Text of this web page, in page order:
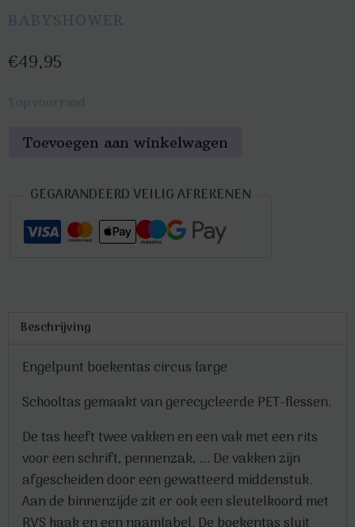
BABYSHOWER
€49,95
1 op voorraad
Engel.
aantal
Toevoegen aan winkelwagen
GEGARANDEERD VEILIG AFREKENEN
Beschrijving
Engelpunt boekentas circus large
Schooltas gemaakt van gerecycleerde PET-flessen.
De tas heeft twee vakken en een vak met een rits
voor een schrift, pennenzak, …. De vakken zijn
afgescheiden door een gewatteerd middenstuk.
Aan de binnenzijde zit er ook een sleutelkoord met